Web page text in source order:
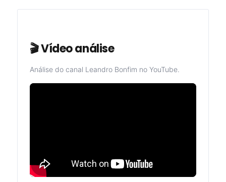
🎬 Vídeo análise
Análise do canal Leandro Bonfim no YouTube.